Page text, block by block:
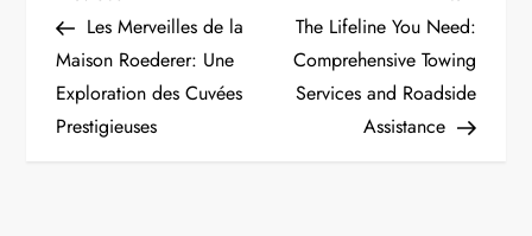
o
s
PostLes Merveilles de la
Maison Roederer: Une
Exploration des Cuvées
Prestigieuses
Post
The Lifeline You Need:
Comprehensive Towing
Services and Roadside
Assistance